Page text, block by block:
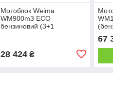
Мотоблок Weima
WM900m3 ECO
бензиновий (3+1
28 424₴
67